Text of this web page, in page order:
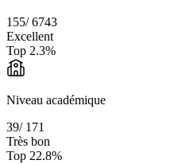
155/6743
Excellent
Top 2.3%
Niveau académique
39/ 171
Très bon
Top 22.8%